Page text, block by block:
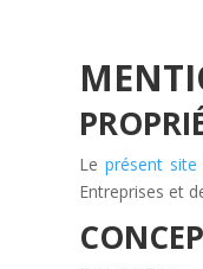
Leprésent site
Entreprises et